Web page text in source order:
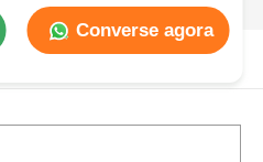
Converse agora